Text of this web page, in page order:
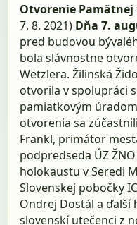
Otvorenie Pamätnej
7. 8. 2021) Dňa 7.
pred budovou
bola slávnostne
Wetzlera. Žilinská
otvorila v spolupráci
pamiatkovým
otvorenia sa
Frankl, primátor
podpredseda ÚZ
holokaustu v Seredi
Slovenskej pobočky
Ondrej Dostál a ďalší
slovenskí utečenci z